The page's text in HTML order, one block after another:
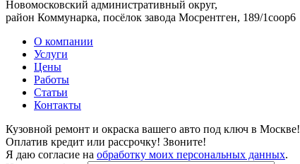
Новомосковский административный округ,
район Коммунарка, посёлок завода Мосрентген, 189/1соор6
О компании
Услуги
Цены
Работы
Статьи
Контакты
Кузовной ремонт и окраска вашего авто под ключ в Москве!
Оплатив кредит или рассрочку! Звоните!
Я даю согласие на обработку моих персональных данных.